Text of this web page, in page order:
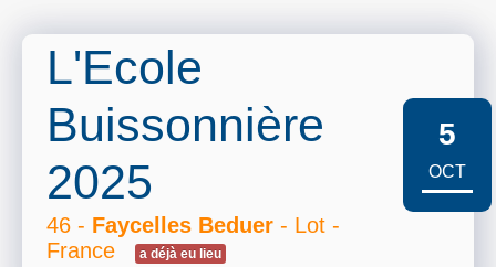
L'Ecole
Buissonnière
2025
46 - Faycelles Beduer - Lot -
France
a déjà eu lieu
5
OCT